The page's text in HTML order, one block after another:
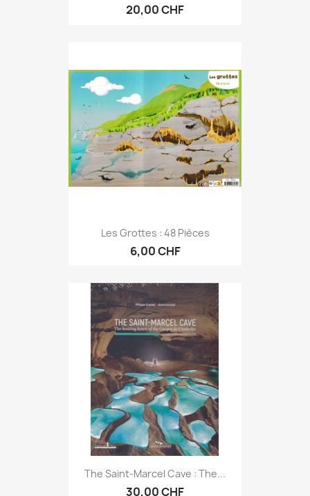
20,00 CHF
Les Grottes : 48 Pièces
6,00 CHF
The Saint-Marcel Cave : The...
30,00 CHF